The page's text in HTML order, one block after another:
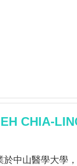
CHIA-
於中山醫學大學